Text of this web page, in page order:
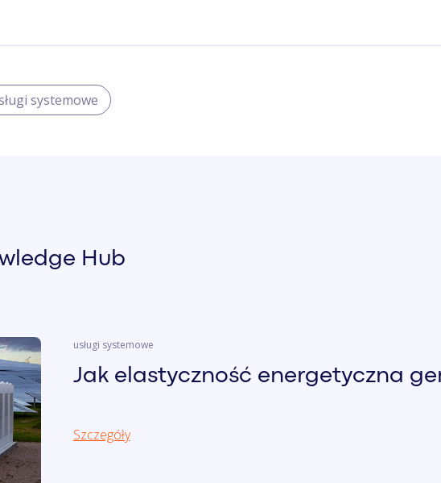
systemowe
Hub
usługi systemowe
Jak elastyczność energetyczna
Szczegóły